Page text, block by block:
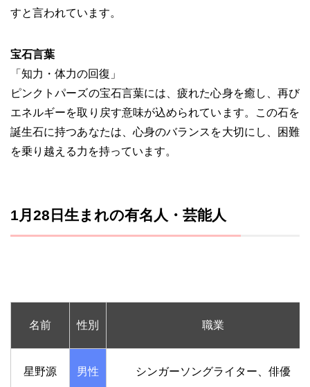
すと言われています。
宝石言葉
「知力・体力の回復」
ピンクトパーズの宝石言葉には、疲れた心身を癒し、再び
エネルギーを取り戻す意味が込められています。この石を
誕生石に持つあなたは、心身のバランスを大切にし、困難
を乗り越える力を持っています。
1月28日生まれの有名人・芸能人
名前 性別 職業
星野源 男性 シンガーソングライター、俳優